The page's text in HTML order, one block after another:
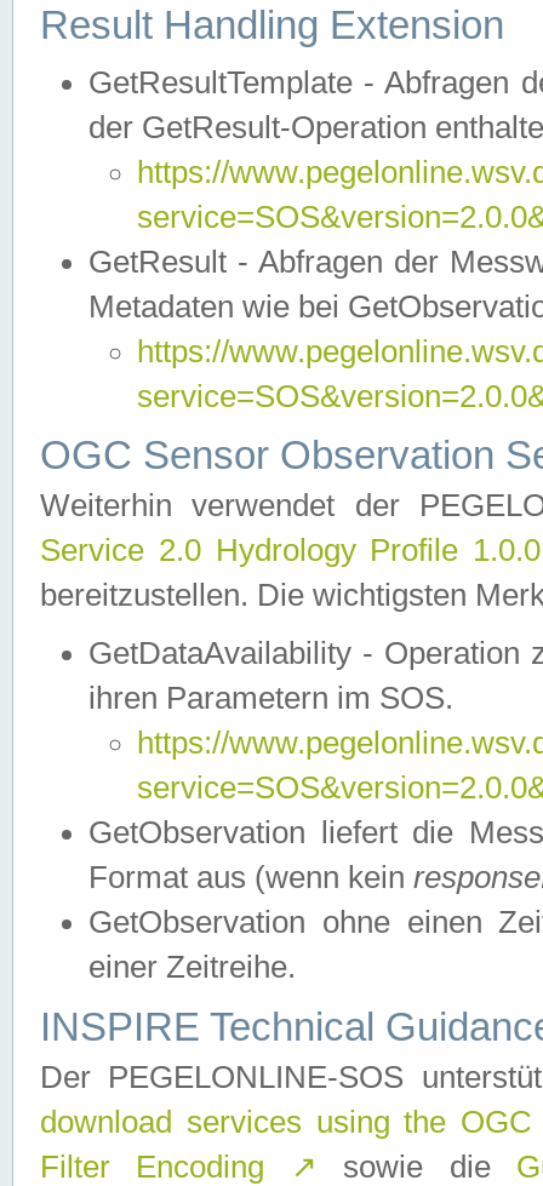
Result Handling Extension
GetResultTemplate - Abfragen
der GetResult-Operation
https://
GetResult - Abfragen der
Metadaten wie bei
https://
OGC Sensor Observation
Weiterhin verwendet der
Service 2.0 Hydrology Profile
bereitzustellen. Die wichtigsten
GetDataAvailability - Operation
ihren Parametern im SOS.
https://
GetObservation liefert die
Format aus (wenn kein
GetObservation ohne einen
einer Zeitreihe.
INSPIRE Technical
Der PEGELONLINE-SOS
download services using the
Filter Encoding
↗ sowie die